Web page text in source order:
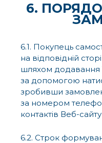
6.
6.1. Покупець
на відповідній
шляхом додавання
за допомогою
зробивши
за номером
контактів Веб-сайту
6.2. Строк